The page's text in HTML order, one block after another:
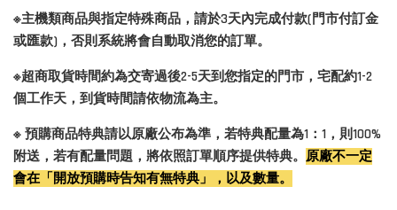
※主機類商品與指定特殊商品，請於3天內完成付款(門市付訂金
或匯款)，否則系統將會自動取消您的訂單。
※超商取貨時間約為交寄過後2-5天到您指定的門市，宅配約1-2
個工作天，到貨時間請依物流為主。
※ 預購商品特典請以原廠公布為準，若特典配量為1：1，則100%
附送，若有配量問題，將依照訂單順序提供特典。 原廠不一定
會在「開放預購時告知有無特典」，以及數量。